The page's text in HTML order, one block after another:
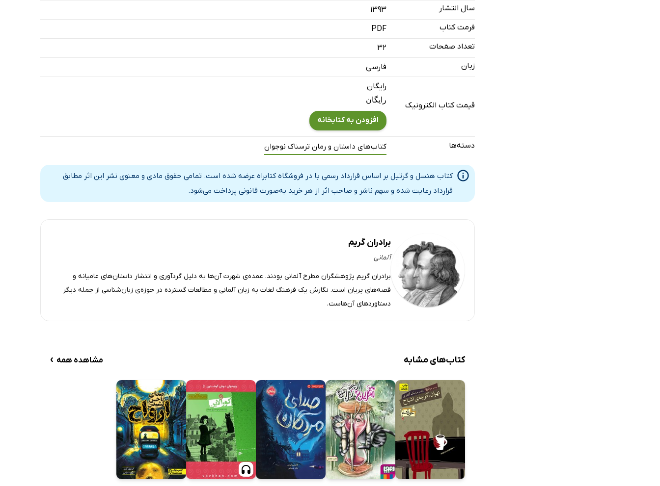
سال انتشار
۱۳۹۳
فرمت کتاب
PDF
تعداد صفحات
32
زبان
فارسی
قیمت کتاب الکترونیک
رایگان
رایگان
افزودن به کتابخانه
دسته‌ها کتاب‌های داستان و رمان ترسناک نوجوان
کتاب هنسل و گرتیل بر اساس قرارداد رسمی با در فروشگاه کتابراه عرضه شده است. تمامی حقوق مادی و معنوی نشر این اثر مطابق
قرارداد رعایت شده و سهم ناشر و صاحب اثر از هر خرید به‌صورت قانونی پرداخت می‌شود.
برادران گریم
آلمانی
برادران گریم پژوهشگران مطرح آلمانی بودند. عمده‌ی شهرت آن‌ها به دلیل گردآوری و انتشار داستان‌های عامیانه و
قصه‌های پریان است. نگارش یک فرهنگ لغات به زبان آلمانی و مطالعات گسترده در حوزه‌ی زبان‌شناسی از جمله دیگر
دستاوردهای آن‌هاست.
کتاب‌های مشابه مشاهده همه ›